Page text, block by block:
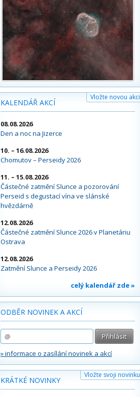
KALENDÁŘ AKCÍ
Vložte novou akci
08.08.2026
Den a noc na Jizerce
10. – 16.08.2026
Chomutov – Perseidy 2026
11. – 15.08.2026
Částečné zatmění Slunce a pozorování
Perseid s degustací vína ve slánské
hvězdárně
12.08.2026
Částečné zatmění Slunce 2026 v Planetáriu
Ostrava
12.08.2026
Zatmění Slunce a Perseidy 2026
celý kalendář zde »
ODBĚR NOVINEK A AKCÍ
» informace o zasílání novinek a akcí
Vložte svoji novinku
KRÁTKÉ NOVINKY